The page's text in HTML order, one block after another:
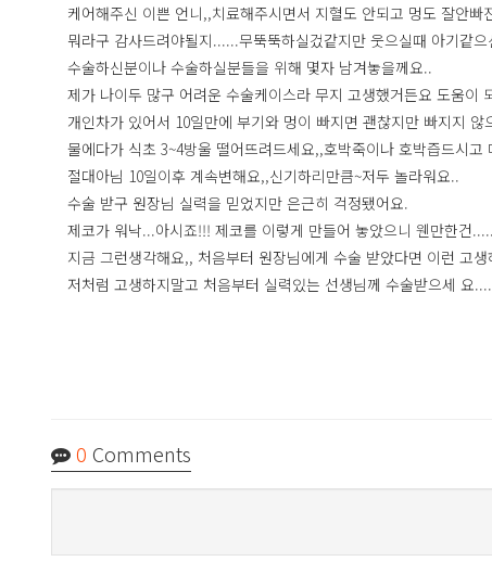
케어해주신 이쁜 언니,,치료해주시면서 지혈도 안되고 멍도 잘안
뭐라구 감사드려야될지......무뚝뚝하실겄같지만 웃으실때 아기같
수술하신분이나 수술하실분들을 위해 몇자 남겨놓을께요..
제가 나이두 많구 어려운 수술케이스라 무지 고생했거든요 도움이
개인차가 있어서 10일만에 부기와 멍이 빠지면 괜찮지만 빠지지
물에다가 식초 3~4방울 떨어뜨려드세요,,호박죽이나 호박즙드시
절대아님 10일이후 계속변해요,,신기하리만큼~저두 놀라워요..
수술 받구 원장님 실력을 믿었지만 은근히 걱정됐어요.
제코가 워낙...아시죠!!! 제코를 이렇게 만들어 놓았으니 웬만한건
지금 그런생각해요,, 처음부터 원장님에게 수술 받았다면 이런 고
저처럼 고생하지말고 처음부터 실력있는 선생님께 수술받으세 요
0 Comments